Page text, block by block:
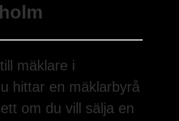
mäklare i
hittar en mäklarbyrå
om du vill sälja en